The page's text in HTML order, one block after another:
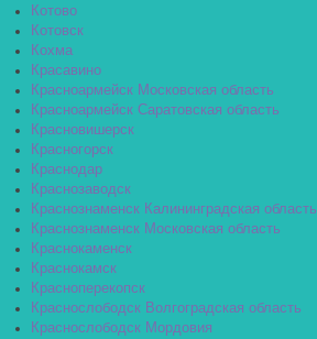
Котово
Котовск
Кохма
Красавино
Красноармейск Московская область
Красноармейск Саратовская область
Красновишерск
Красногорск
Краснодар
Краснозаводск
Краснознаменск Калининградская область
Краснознаменск Московская область
Краснокаменск
Краснокамск
Красноперекопск
Краснослободск Волгоградская область
Краснослободск Мордовия